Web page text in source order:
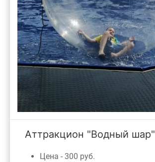
Аттракцион "Водный шар"
Цена - 300 руб.